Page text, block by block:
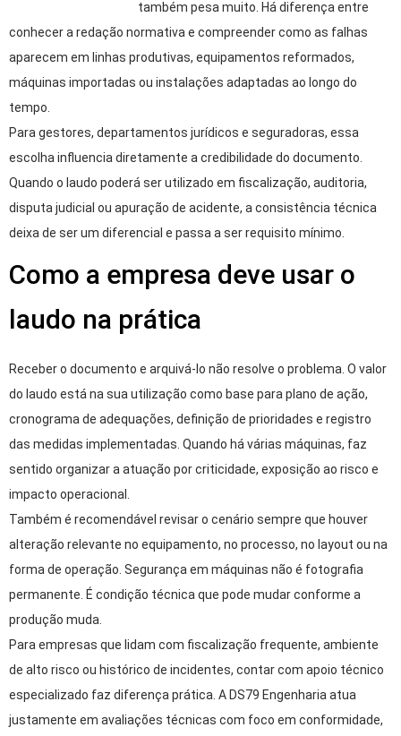
também pesa muito. Há diferença entre
conhecer a redação normativa e compreender como as falhas
aparecem em linhas produtivas, equipamentos reformados,
máquinas importadas ou instalações adaptadas ao longo do
tempo.
Para gestores, departamentos jurídicos e seguradoras, essa
escolha influencia diretamente a credibilidade do documento.
Quando o laudo poderá ser utilizado em fiscalização, auditoria,
disputa judicial ou apuração de acidente, a consistência técnica
deixa de ser um diferencial e passa a ser requisito mínimo.
Como a empresa deve usar o
laudo na prática
Receber o documento e arquivá-lo não resolve o problema. O valor
do laudo está na sua utilização como base para plano de ação,
cronograma de adequações, definição de prioridades e registro
das medidas implementadas. Quando há várias máquinas, faz
sentido organizar a atuação por criticidade, exposição ao risco e
impacto operacional.
Também é recomendável revisar o cenário sempre que houver
alteração relevante no equipamento, no processo, no layout ou na
forma de operação. Segurança em máquinas não é fotografia
permanente. É condição técnica que pode mudar conforme a
produção muda.
Para empresas que lidam com fiscalização frequente, ambiente
de alto risco ou histórico de incidentes, contar com apoio técnico
especializado faz diferença prática. A DS79 Engenharia atua
justamente em avaliações técnicas com foco em conformidade,